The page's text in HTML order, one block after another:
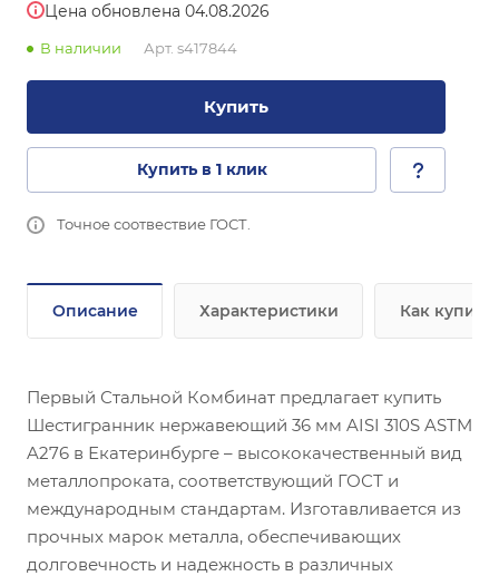
Цена обновлена 04.08.2026
В наличии Арт. s417844
Купить
Купить в 1 клик
Точное соотвествие ГОСТ.
Описание Характеристики Как купить
Первый Стальной Комбинат предлагает купить
Шестигранник нержавеющий 36 мм AISI 310S ASTM
A276 в Екатеринбурге – высококачественный вид
металлопроката, соответствующий ГОСТ и
международным стандартам. Изготавливается из
прочных марок металла, обеспечивающих
долговечность и надежность в различных